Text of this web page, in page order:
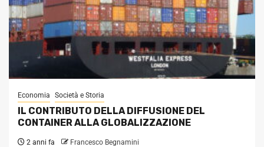
Economia Società e Storia
IL CONTRIBUTO DELLA DIFFUSIONE DEL
CONTAINER ALLA GLOBALIZZAZIONE
2 anni fa Francesco Begnamini